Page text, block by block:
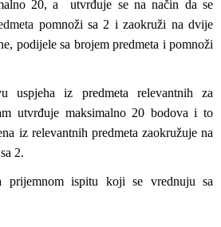
20, a utvrđuje se na način da se
pomnoži sa 2 i zaokruži na dvije
podijele sa brojem predmeta i pomnoži
uspjeha iz predmeta relevantnih za
utvrđuje maksimalno 20 bodova i to
iz relevantnih predmeta zaokružuje na
2.
prijemnom ispitu koji se vrednuju sa